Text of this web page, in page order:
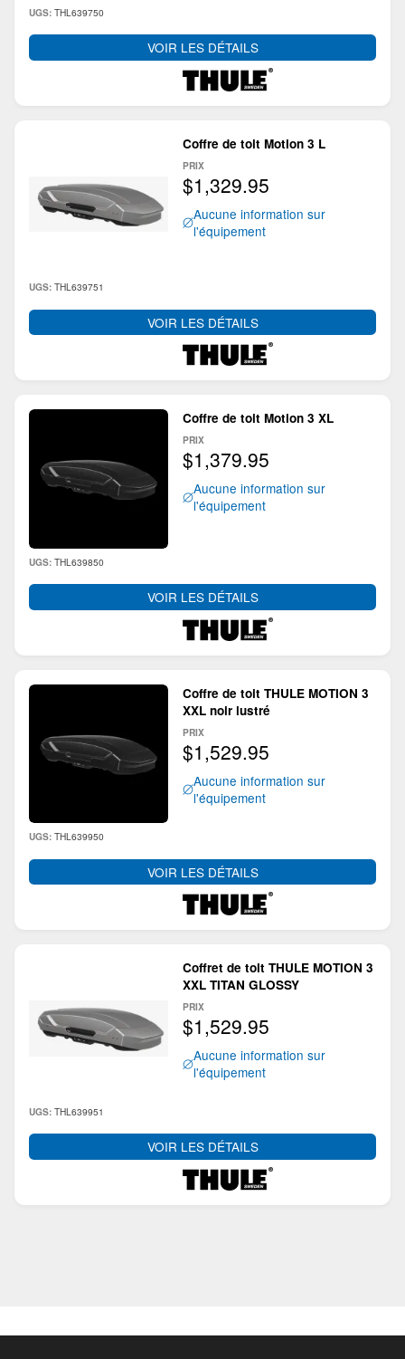
UGS: THL639750
VOIR LES DÉTAILS
Coffre de toit Motion 3 L
Aucune information sur
l'équipement
PRIX
$1,329.95
UGS: THL639751
VOIR LES DÉTAILS
Coffre de toit Motion 3 XL
Aucune information sur
l'équipement
PRIX
$1,379.95
UGS: THL639850
VOIR LES DÉTAILS
Coffre de toit THULE MOTION 3
XXL noir lustré
Aucune information sur
l'équipement
PRIX
$1,529.95
UGS: THL639950
VOIR LES DÉTAILS
Coffret de toit THULE MOTION 3
XXL TITAN GLOSSY
Aucune information sur
l'équipement
PRIX
$1,529.95
UGS: THL639951
VOIR LES DÉTAILS